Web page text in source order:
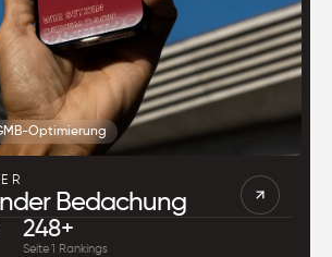
Optimierung
Bedachung
248+
Seite 1 Rankings